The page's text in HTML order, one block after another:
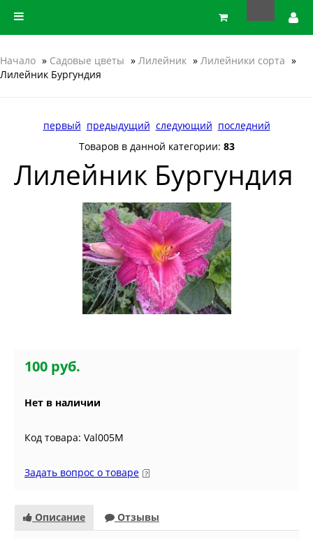
Начало » Садовые цветы » Лилейник » Лилейники сорта »
Лилейник Бургундия
первый предыдущий следующий последний
Товаров в данной категории: 83
Лилейник Бургундия
100 руб.
Нет в наличии
Код товара: Val005M
Задать вопрос о товаре
Описание Отзывы